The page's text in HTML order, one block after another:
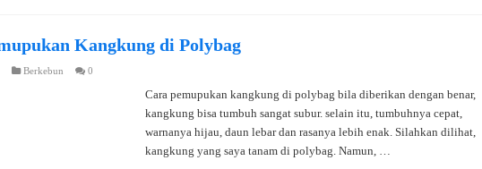
Kangkung di Polybag
Berkebun 0
Cara pemupukan kangkung di polybag bila diberikan dengan benar,
kangkung bisa tumbuh sangat subur. selain itu, tumbuhnya cepat,
warnanya hijau, daun lebar dan rasanya lebih enak. Silahkan dilihat,
kangkung yang saya tanam di polybag. Namun, …